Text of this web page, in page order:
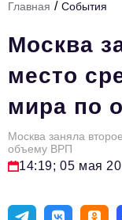
HR
Персона номера
Юридический
Стиль жизни
Туризм
Главная / События
Москва
место
мира по
Москва заняла
объему ВРП
14:19; 05 мая